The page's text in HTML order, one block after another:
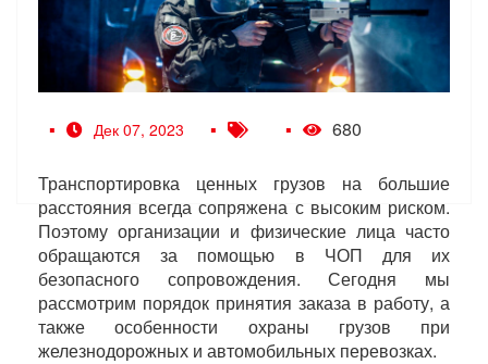
Дек 07, 2023 680
Транспортировка ценных грузов на большие
расстояния всегда сопряжена с высоким риском.
Поэтому организации и физические лица часто
обращаются за помощью в ЧОП для их
безопасного сопровождения. Сегодня мы
рассмотрим порядок принятия заказа в работу, а
также особенности охраны грузов при
железнодорожных и автомобильных перевозках.